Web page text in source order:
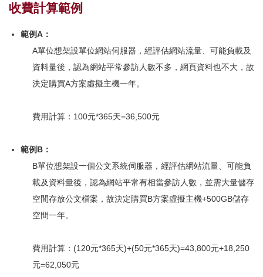
收費計算範例
範例A：
A單位想架設單位網站伺服器，經評估網站流量、可能負載及
資料量後，認為網站平常參訪人數不多，網頁資料也不大，故
決定購買A方案虛擬主機一年。
費用計算：100元*365天=36,500元
範例B：
B單位想架設一個公文系統伺服器，經評估網站流量、可能負
載及資料量後，認為網站平常有相當參訪人數，並需大量儲存
空間存放公文檔案，故決定購買B方案虛擬主機+500GB儲存
空間一年。
費用計算：(120元*365天)+(50元*365天)=43,800元+18,250
元=62,050元